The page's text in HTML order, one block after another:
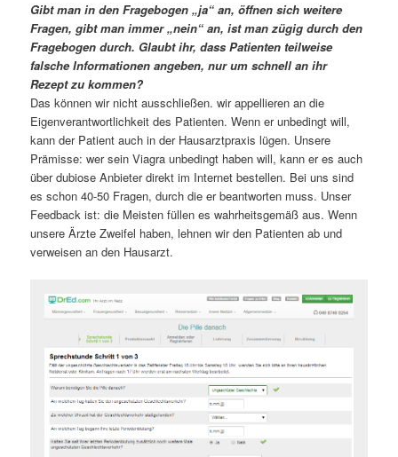
Gibt man in den Fragebogen „ja“ an, öffnen sich weitere
Fragen, gibt man immer „nein“ an, ist man zügig durch den
Fragebogen durch. Glaubt ihr, dass Patienten teilweise
falsche Informationen angeben, nur um schnell an ihr
Rezept zu kommen?
Das können wir nicht ausschließen. wir appellieren an die
Eigenverantwortlichkeit des Patienten. Wenn er unbedingt will,
kann der Patient auch in der Hausarztpraxis lügen. Unsere
Prämisse: wer sein Viagra unbedingt haben will, kann er es auch
über dubiose Anbieter direkt im Internet bestellen. Bei uns sind
es schon 40-50 Fragen, durch die er beantworten muss. Unser
Feedback ist: die Meisten füllen es wahrheitsgemäß aus. Wenn
unsere Ärzte Zweifel haben, lehnen wir den Patienten ab und
verweisen an den Hausarzt.